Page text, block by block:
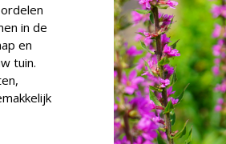
in de
en
tuin.